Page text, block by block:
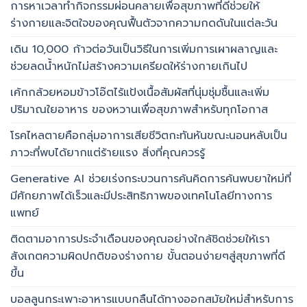
การหาเวลาทำกิจกรรมผ่อนคลายเพื่อสุขภาพที่ดีช่วยให้
ร่างกายและจิตใจของคุณฟื้นตัวจากความกดดันในแต่ละวัน
เดิน 10,000 ก้าวต่อวันเป็นวิธีในการเพิ่มการเผาผลาญและ
ช่วยลดน้ำหนักไม่สร้างความเครียดให้ร่างกายเกินไป
เค้กกล้วยหอมข้าวโอ๊ตไร้แป้งเนื้อสัมผัสที่นุ่มชุ่มชื้นและเพิ่ม
ปริมาณใยอาหาร ของหวานเพื่อสุขภาพสำหรับทุกโอกาส
โรคไหลตายคือกลุ่มอาการเสียชีวิตกะทันหันขณะนอนหลับเป็น
ภาวะที่พบได้ยากแต่ร้ายแรง สิ่งที่คุณควรรู้
Generative AI ช่วยเร่งกระบวนการค้นคิดการค้นพบยาใหม่ที่
มีศักยภาพได้เร็วและมีประสิทธิภาพของเทคโนโลยีทางการ
แพทย์
ติดตามอาการประจำเดือนของคุณอย่างใกล้ชิดช่วยให้เรา
สังเกตความผิดปกติของร่างกาย ขั้นตอนง่ายๆสู่สุขภาพที่ดี
ขึ้น
บอลลูนกระเพาะอาหารแบบกลืนได้ทางออกสมัยใหม่สำหรับการ